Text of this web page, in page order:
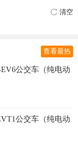
清空
查看最热
公交车（纯电动
公交车（纯电动